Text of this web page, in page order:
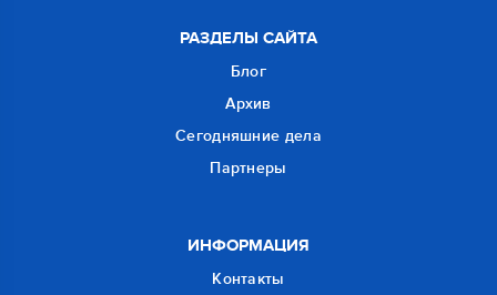
РАЗДЕЛЫ САЙТА
Блог
Архив
Сегодняшние дела
Партнеры
ИНФОРМАЦИЯ
Контакты